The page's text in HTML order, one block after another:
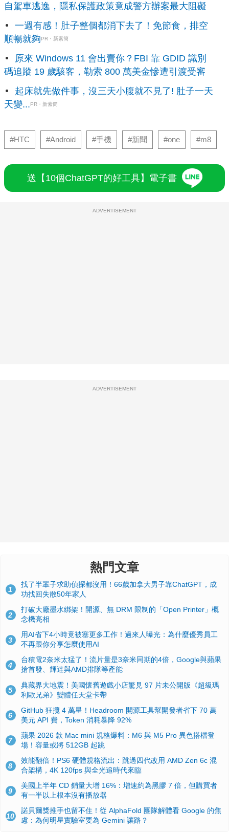
自駕車逃逸，隱私保護政策竟成警方辦案最大阻礙
一週有感！肚子整個都消下去了！免節食，排空
順暢就夠 PR・新素簡
原來 Windows 11 會出賣你？FBI 靠 GDID 識別
碼追蹤 19 歲駭客，勒索 800 萬美金慘遭引渡受審
起床就先做件事，沒三天小腹就不見了! 肚子一天
天變... PR・新素簡
#HTC #Android #手機 #新聞 #one #m8
送【10個ChatGPT的好工具】電子書
ADVERTISEMENT
ADVERTISEMENT
熱門文章
1
找了半輩子求助偵探都沒用！66歲加拿大男子靠ChatGPT，成
功找回失散50年家人
2
打破大廠墨水綁架！開源、無 DRM 限制的「Open Printer」概
念機亮相
3
用AI省下4小時竟被塞更多工作！過來人曝光：為什麼優秀員工
不再跟你分享怎麼使用AI
4
台積電2奈米太猛了！流片量是3奈米同期的4倍，Google與蘋果
搶首發、輝達與AMD排隊等產能
5
典藏界大地震！美國懷舊遊戲小店驚見 97 片未公開版《超級瑪
利歐兄弟》變體任天堂卡帶
6
GitHub 狂攬 4 萬星！Headroom 開源工具幫開發者省下 70 萬
美元 API 費，Token 消耗暴降 92%
7
蘋果 2026 款 Mac mini 規格爆料：M6 與 M5 Pro 異色搭檔登
場！容量或將 512GB 起跳
8
效能翻倍！PS6 硬體規格流出：跳過四代改用 AMD Zen 6c 混
合架構，4K 120fps 與全光追時代來臨
9
美國上半年 CD 銷量大增 16%：增速約為黑膠 7 倍，但購買者
有一半以上根本沒有播放器
10
諾貝爾獎推手也留不住！從 AlphaFold 團隊解體看 Google 的焦
慮：為何明星實驗室要為 Gemini 讓路？